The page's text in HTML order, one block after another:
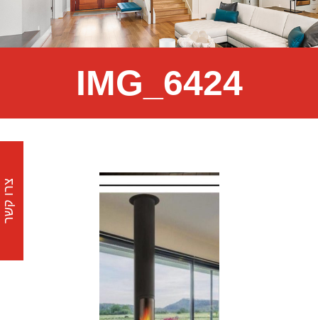
IMG_6424
צרו קשר